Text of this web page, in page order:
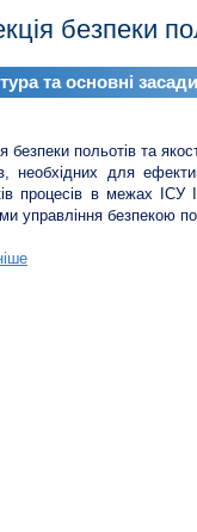
безпеки
та основні
безпеки польотів та
необхідних для
процесів в межах ІСУ
управління безпекою